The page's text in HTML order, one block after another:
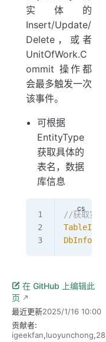
实体的
Insert/Update/
Delete，或者
UnitOfWork.C
ommit 操作都
会最多触发一次
该事件。
可根据
EntityType
获取具体的
表名，数据
库信息
//获取实
TableInfo
在 GitHub 上编辑此
页
最近更新2025/1/16 10:00
贡献者:
igeekfan,luoyunchong,